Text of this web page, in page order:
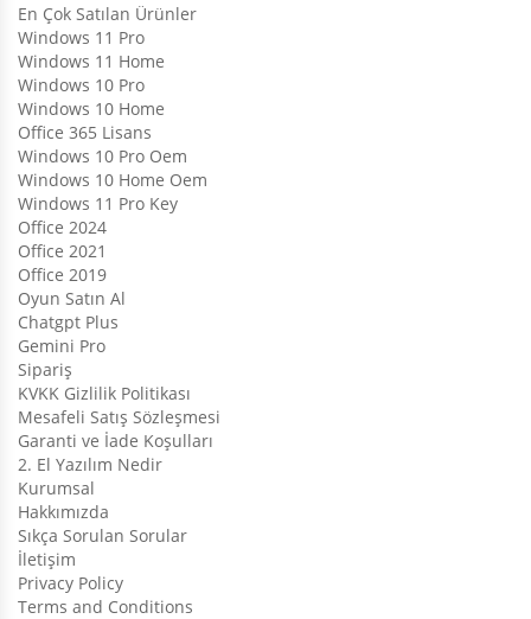
En Çok Satılan Ürünler
Windows 11 Pro
Windows 11 Home
Windows 10 Pro
Windows 10 Home
Office 365 Lisans
Windows 10 Pro Oem
Windows 10 Home Oem
Windows 11 Pro Key
Office 2024
Office 2021
Office 2019
Oyun Satın Al
Chatgpt Plus
Gemini Pro
Sipariş
KVKK Gizlilik Politikası
Mesafeli Satış Sözleşmesi
Garanti ve İade Koşulları
2. El Yazılım Nedir
Kurumsal
Hakkımızda
Sıkça Sorulan Sorular
İletişim
Privacy Policy
Terms and Conditions